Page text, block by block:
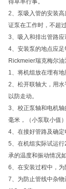
得草率行事。
2、泵吸入管的安装
证泵在工作时，不超
3、吸入和排出管路
4、安装泵的地点应
Rickmeier瑞克梅尔
1、将机组放在埋有
2、松开联轴大，用
以防走动。
3、校正泵轴和电机
毫米，（小泵取小值
4、在接好管路及确
5、在机组实际试运
承的温度和振动情况
6、在安装过程中，
7、为防止管线中杂